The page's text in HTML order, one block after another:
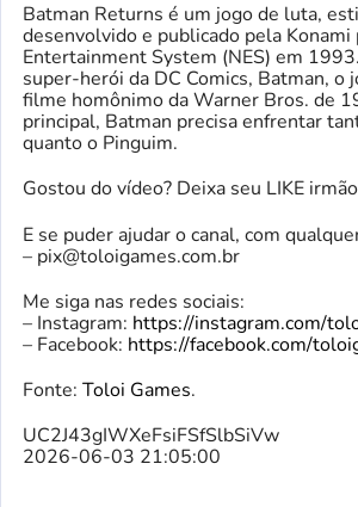
Batman Returns é um jogo de luta,
desenvolvido e publicado pela
Entertainment System (NES) em
super-herói da DC Comics, Batman, o
filme homônimo da Warner Bros. de
principal, Batman precisa enfrentar
quanto o Pinguim.
Gostou do vídeo? Deixa seu LIKE irmão
E se puder ajudar o canal, com
– pix@toloigames.com.br
Me siga nas redes sociais:
– Instagram: https://instagram.com/
– Facebook: https://facebook.com/
Fonte: Toloi Games.
UC2J43gIWXeFsiFSfSlbSiVw
2026-06-03 21:05:00